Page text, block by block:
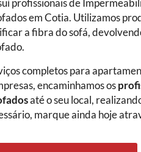
profissionais de
em Cotia. Utilizamos
a fibra do sofá,
completos para
encaminhamos os
até o seu local,
marque ainda hoje